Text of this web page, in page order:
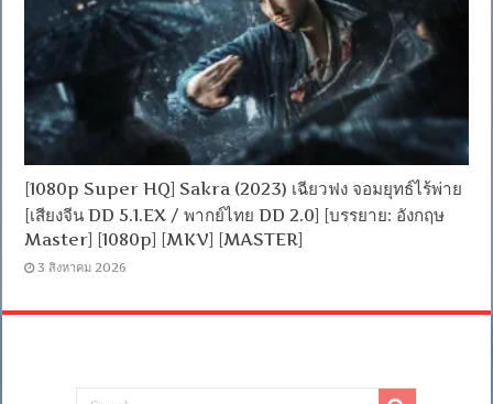
[1080p Super HQ] Sakra (2023) เฉียวฟง จอมยุทธ์ไร้พ่าย
[เสียงจีน DD 5.1.EX / พากย์ไทย DD 2.0] [บรรยาย: อังกฤษ
Master] [1080p] [MKV] [MASTER]
3 สิงหาคม 2026